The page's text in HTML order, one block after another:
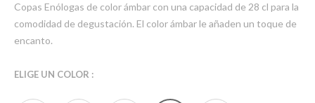
Copas Enólogas de color ámbar con una capacidad de 28 cl para la
comodidad de degustación. El color ámbar le añaden un toque de
encanto.
ELIGE UN COLOR :